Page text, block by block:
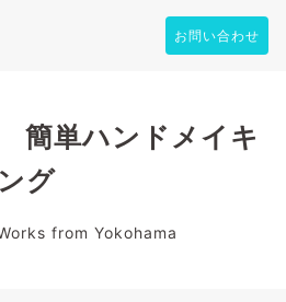
お問い合わせ
簡単ハンドメイキ
ング
from Yokohama